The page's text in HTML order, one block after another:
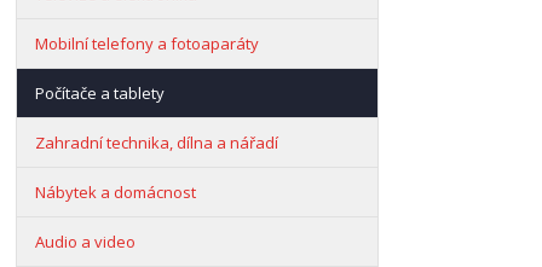
Mobilní telefony a fotoaparáty
Počítače a tablety
Zahradní technika, dílna a nářadí
Nábytek a domácnost
Audio a video